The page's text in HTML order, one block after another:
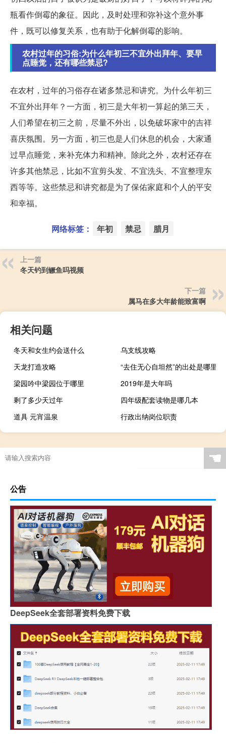
瓶看作倒霉的象征。因此，及时处理和弥补这个意外事
件，既可以修复关系，也有助于化解倒霉的影响。
农村过年的习俗:为什么年初三不宜外出拜年、要早
点睡觉，还有哪些禁忌?
在农村，过年的习俗存在诸多禁忌和讲究。为什么年初三
不宜外出拜年？一方面，初三是大年初一算起的第三天，
人们希望在初三之前，尽量不外出，以免破坏家中的吉祥
喜庆氛围。另一方面，初三也是人们休息的机会，大家通
过早点睡觉，来补充体力和精神。除此之外，农村还存在
许多其他禁忌，比如不宜剪头发、不宜洗头、不宜整理东
西等等。这些禁忌和讲究都是为了保佑家庭和个人的平安
和幸福。
网络标签： 年初 禁忌 腊月
上一篇
冬天钓到鳜鱼吗视频
下一篇
属马在多大年龄能致富啊
相关问题
冬天和女生约会送什么
乌支线攻略
天龙打造攻略
“去住无心自坦然”的出处是哪里
梁园吟中梁园位于哪里
2019年是大年吗
剩了多少天过年
四年级配套读物是哪几本
道具 元宵温泉
行政出纳岗位职责
☚
公告
DeepSeek全套部署资料免费下载